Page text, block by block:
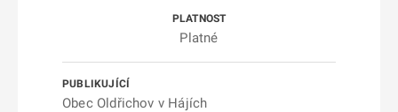
Platné
Obec Oldřichov v Hájích